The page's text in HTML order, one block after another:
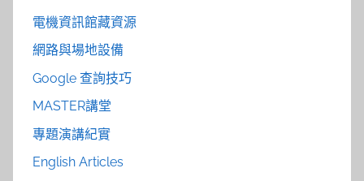
電機資訊館藏資源
網路與場地設備
Google 查詢技巧
MASTER講堂
專題演講紀實
English Articles